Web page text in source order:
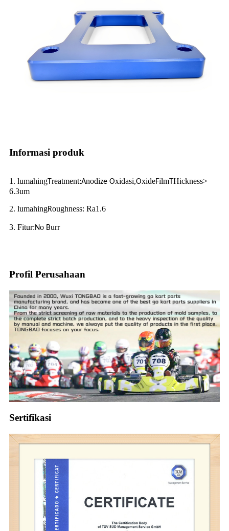
Informasi produk
1. lumahingTreatment:Anodize Oxidasi,OxideFilmTHickness>
6.3um
2. lumahingRoughness: Ra1.6
3. Fitur:No Burr
Profil Perusahaan
Sertifikasi